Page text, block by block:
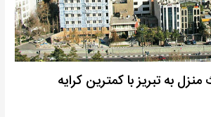
منزل به تبریز با کمترین کرایه